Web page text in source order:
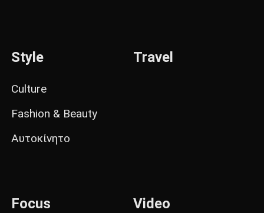
Style
Culture
Fashion & Beauty
Αυτοκίνητο
Travel
Focus Video